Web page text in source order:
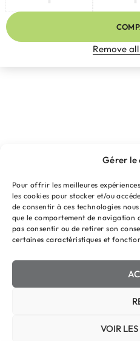
Gérer le
Pour offrir les meilleures
les cookies pour stocker et/ou
de consentir à ces technologies
que le comportement de navigation
pas consentir ou de retirer son
certaines caractéristiques et
VOIR
Remove